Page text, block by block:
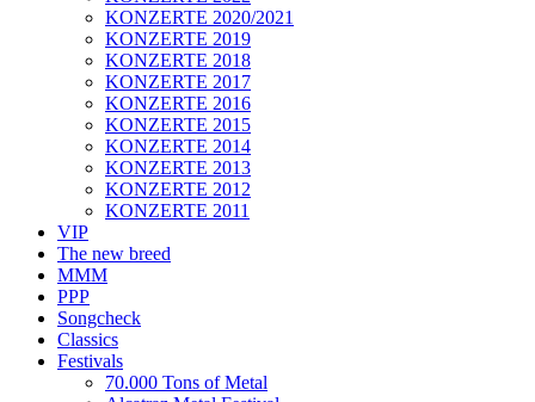
KONZERTE 2020/2021
KONZERTE 2019
KONZERTE 2018
KONZERTE 2017
KONZERTE 2016
KONZERTE 2015
KONZERTE 2014
KONZERTE 2013
KONZERTE 2012
KONZERTE 2011
VIP
The new breed
MMM
PPP
Songcheck
Classics
Festivals
70.000 Tons of Metal